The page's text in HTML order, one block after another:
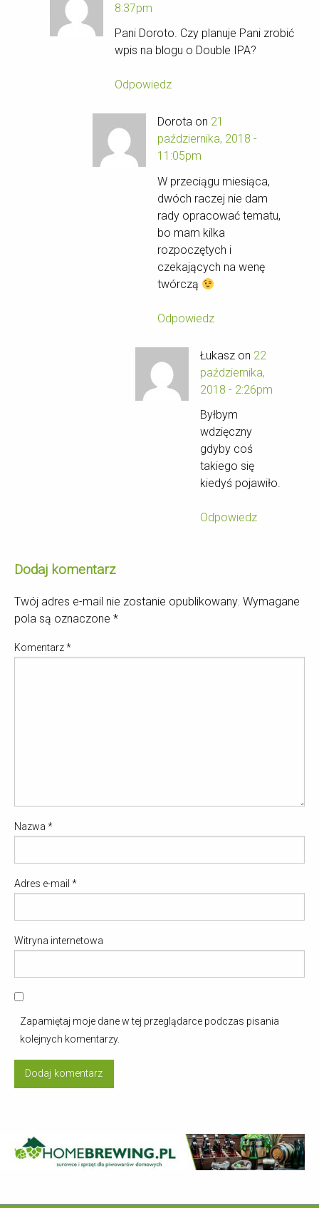
8:37pm
Pani Doroto. Czy planuje Pani zrobić
wpis na blogu o Double IPA?
Odpowiedz
Dorota on 21
października, 2018 -
11:05pm
W przeciągu miesiąca,
dwóch raczej nie dam
rady opracować tematu,
bo mam kilka
rozpoczętych i
czekających na wenę
twórczą
Odpowiedz
Łukasz on 22
października,
2018 - 2:26pm
Byłbym
wdzięczny
gdyby coś
takiego się
kiedyś pojawiło.
Odpowiedz
Dodaj komentarz
Twój adres e-mail nie zostanie opublikowany. Wymagane
pola są oznaczone *
Komentarz*
Nazwa *
Adres e-mail *
Witryna internetowa
Zapamiętaj moje dane w tej przeglądarce podczas pisania
kolejnych komentarzy.